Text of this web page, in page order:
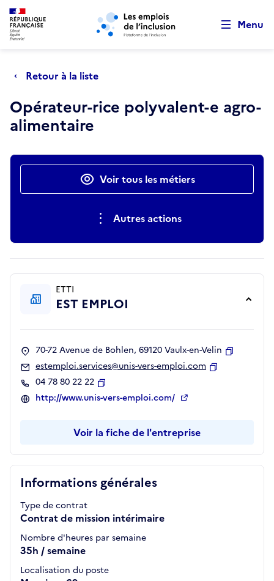
Aller au menu principal Aller au contenu principal
Menu
Retour à la liste
Opérateur-rice polyvalent-e agro-
alimentaire
Actions rapidesVoir tous les métiers
Autres actions
Informations générales
Type de contrat
Contrat de mission intérimaire
Nombre d'heures par semaine
35h / semaine
Localisation du poste
ETTI
EST EMPLOI
70-72 Avenue de Bohlen, 69120 Vaulx-en-Velin
estemploi.services@unis-vers-emploi.com
04 78 80 22 22
Copier
http://www.unis-vers-emploi.com/
Voir la fiche de l'entreprise
Retour au début de la page
Panneau de gestion des cookies